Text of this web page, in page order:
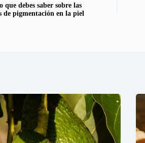
que debes saber sobre las
de pigmentación en la piel